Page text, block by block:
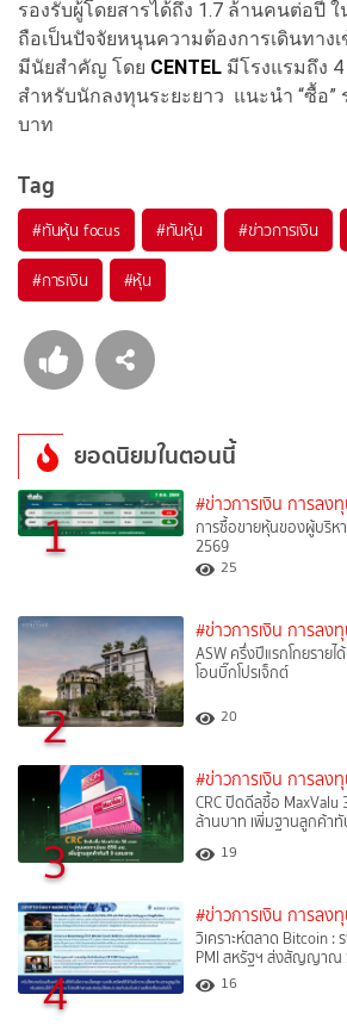
รองรับผู้โดยสารได้ถึง 1.7 ล้านคนต่อปี
ถือเป็นปัจจัยหนุนความต้องการเดินทางเ
มีนัยสำคัญ โดย CENTEL มีโรงแรมถึง
สำหรับนักลงทุนระยะยาว แนะนำ “ซื้อ”
บาท
Tag
#ทันหุ้น focus #ทันหุ้น #ข่าวการเงิน
#การเงิน #หุ้น
ยอดนิยมในตอนนี้
1 #ข่าวการเงิน การลง
การซื้อขายหุ้นของผู้บริห
2569
25
2
#ข่าวการเงิน การลง
ASW ครึ่งปีแรกโกยรายไ
โอนบิ๊กโปรเจ็กต์
20
3
#ข่าวการเงิน การลง
CRC ปิดดีลซื้อ MaxValu
ล้านบาท เพิ่มฐานลูกค้า
19
4
#ข่าวการเงิน การลง
วิเคราะห์ตลาด Bitcoin :
PMI สหรัฐฯ ส่งสัญญาณ
16